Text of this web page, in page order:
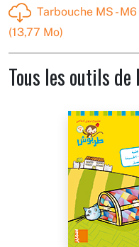
Tarbouche MS -
(13,77 Mo)
Tous les outils